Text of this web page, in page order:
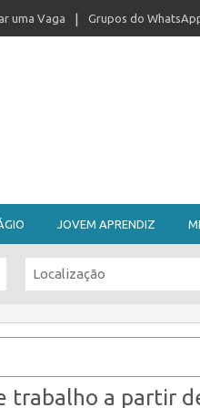
uma Vaga Grupos do
JOVEM APRENDIZ
trabalho a partir